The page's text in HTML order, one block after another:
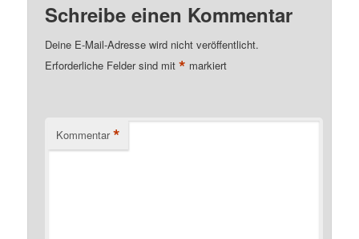
Schreibe einen Kommentar
Deine E-Mail-Adresse wird nicht veröffentlicht.
Erforderliche Felder sind mit* markiert
Kommentar *